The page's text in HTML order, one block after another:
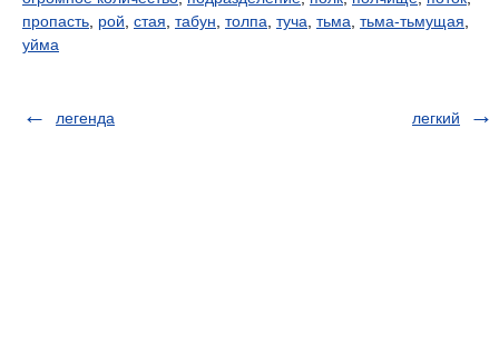
пропасть рой стая табун толпа туча тьма тьма-тьмущая
уйма
легенда легкий